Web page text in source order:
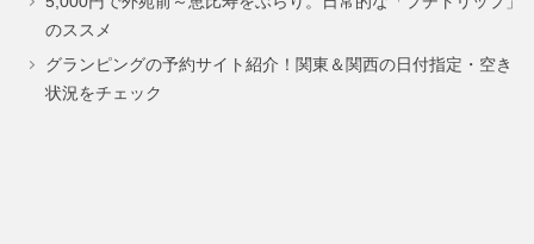
ー
ジ
ー
ジ
のススメ
グランピングの予約サイト紹介！関東＆関西の日付指定・空き
状況をチェック